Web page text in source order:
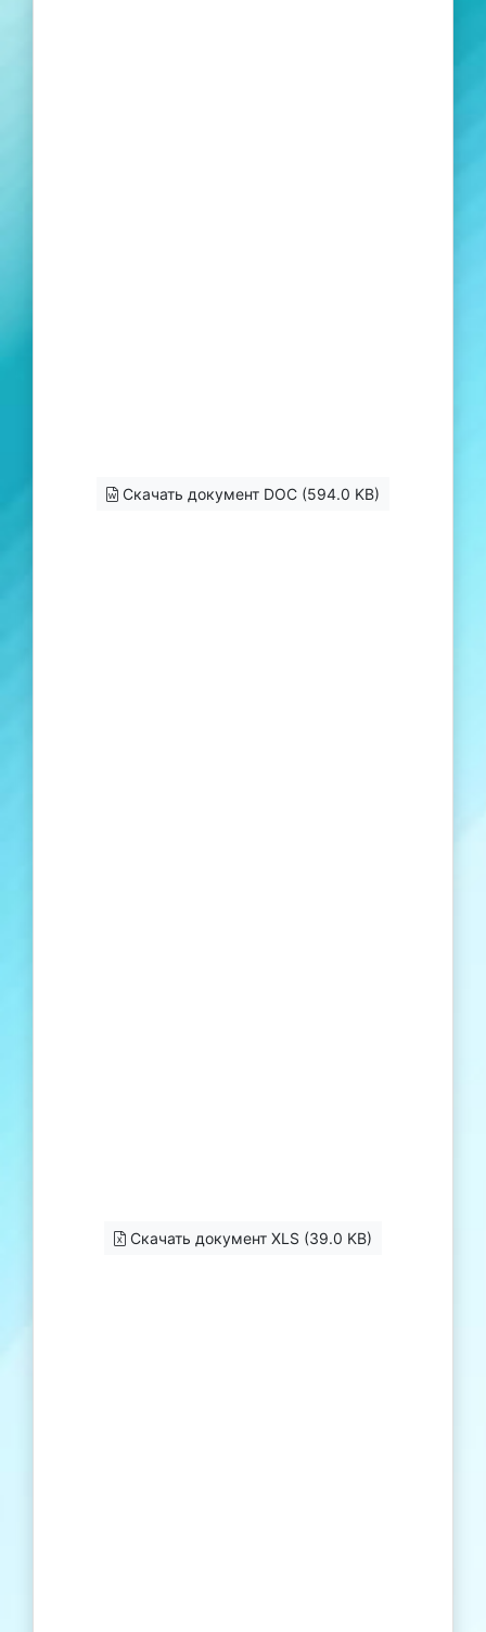
Скачать документ DOC (594.0 KB)
Скачать документ XLS (39.0 KB)